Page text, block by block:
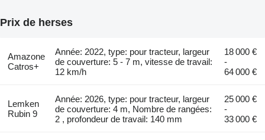
Prix de herses
Amazone
Catros+
Année: 2022, type: pour tracteur, largeur
de couverture: 5 - 7 m, vitesse de travail:
12 km/h
18 000 €
-
64 000 €
Lemken
Rubin 9
Année: 2026, type: pour tracteur, largeur
de couverture: 4 m, Nombre de rangées:
2 , profondeur de travail: 140 mm
25 000 €
-
33 000 €